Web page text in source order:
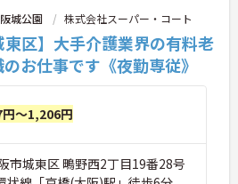
城公園 株式会社スーパー・コート
東区】大手介護業界の有料老
お仕事です《夜勤専従》
～1,206円
市城東区 鴫野西2丁目19番28号